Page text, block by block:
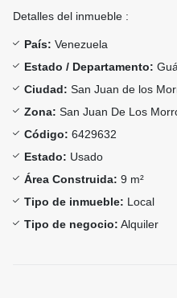
Detalles del inmueble :
País: Venezuela
Estado / Departamento:
Ciudad: San Juan de los
Zona: San Juan De Los
Código: 6429632
Estado: Usado
Área Construida: 9 m²
Tipo de inmueble: Local
Tipo de negocio: Alquiler